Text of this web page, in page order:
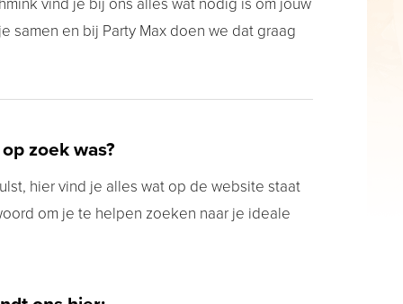
vind je bij ons alles wat nodig is om jouw
samen en bij Party Max doen we dat graag
zoek was?
hier vind je alles wat op de website staat
om je te helpen zoeken naar je ideale